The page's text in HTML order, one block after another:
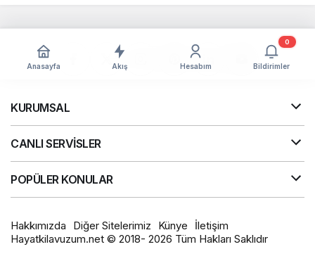
Anasayfa Akış Hesabım Bildirimler
0
KURUMSAL
CANLI SERVİSLER
POPÜLER KONULAR
Hakkımızda Diğer Sitelerimiz Künye
İletişim
Hayatkilavuzum.net © 2018- 2026 Tüm Hakları Saklıdır